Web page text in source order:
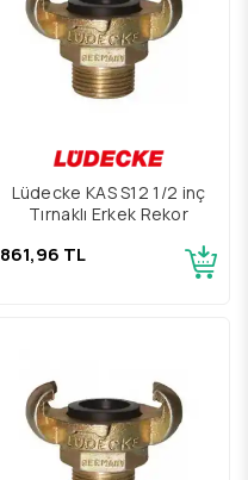
Lüdecke KAS S12 1/2 inç
Tırnaklı Erkek Rekor
861,96 TL